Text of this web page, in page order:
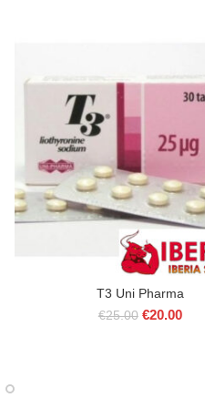
T3 Uni Pharma
€25.00 Le
€20.00Le